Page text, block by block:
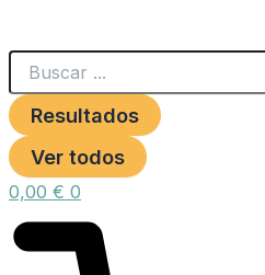
Resultados
Ver todos
0,00 € 0